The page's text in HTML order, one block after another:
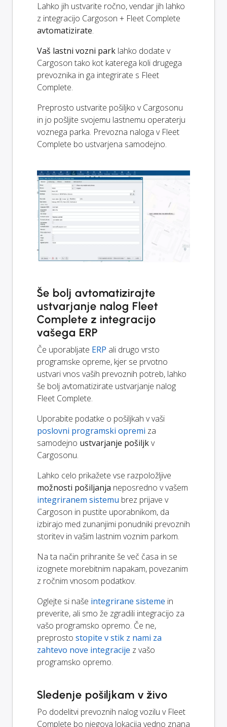
Lahko jih ustvarite ročno, vendar jih lahko
z integracijo Cargoson + Fleet Complete
avtomatizirate.
Vaš lastni vozni park lahko dodate v
Cargoson tako kot katerega koli drugega
prevoznika in ga integrirate s Fleet
Complete.
Preprosto ustvarite pošiljko v Cargosonu
in jo pošljite svojemu lastnemu operaterju
voznega parka. Prevozna naloga v Fleet
Complete bo ustvarjena samodejno.
Še bolj avtomatizirajte
ustvarjanje nalog Fleet
Complete z integracijo
vašega ERP
Če uporabljate ERP ali drugo vrsto
programske opreme, kjer se prvotno
ustvari vnos vaših prevoznih potreb, lahko
še bolj avtomatizirate ustvarjanje nalog
Fleet Complete.
Uporabite podatke o pošiljkah v vaši
poslovni programski opremi za
samodejno ustvarjanje pošiljkv
Cargosonu.
Lahko celo prikažete vse razpoložljive
možnosti pošiljanja neposredno v vašem
integriranem sistemu brez prijave v
Cargoson in pustite uporabnikom, da
izbirajo med zunanjimi ponudniki prevoznih
storitev in vašim lastnim voznim parkom.
Na ta način prihranite še več časa in se
izognete morebitnim napakam, povezanim
z ročnim vnosom podatkov.
Oglejte si naše integrirane sisteme in
preverite, ali smo že zgradili integracijo za
vašo programsko opremo. Če ne,
preprosto stopite v stik z nami za
zahtevo nove integracije z vašo
programsko opremo.
Sledenje pošiljkam v živo
Po dodelitvi prevoznih nalog vozilu v Fleet
Complete bo njegova lokacija vedno znana